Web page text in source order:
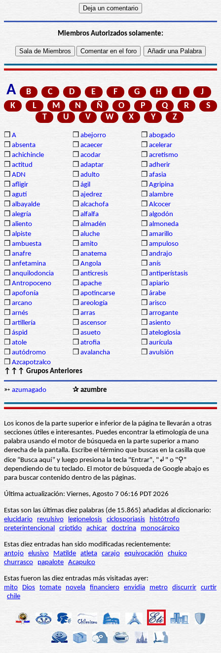
Miembros Autorizados solamente:
A B C D E F G H I
J
K
L M N Ñ O P Q R
S
T
U V W X Y Z
❒ A ❒ abejorro ❒ abogado
❒ absenta ❒ acaecer ❒ acelerar
❒ achichincle ❒ acodar ❒ acretismo
❒ actitud ❒ adaptar ❒ adherir
❒ ADN ❒ adulto ❒ afasia
❒ afligir ❒ ágil ❒ Agripina
❒ agutí ❒ ajedrez ❒ alambre
❒ albayalde ❒ alcachofa ❒ Alcocer
❒ alegría ❒ alfalfa ❒ algodón
❒ aliento ❒ almadén ❒ almoneda
❒ alpiste ❒ aluche ❒ amarillo
❒ ambuesta ❒ amito ❒ ampuloso
❒ anafre ❒ anatema ❒ andrajo
❒ anfetamina ❒ Angola ❒ anís
❒ anquilodoncia ❒ anticresis ❒ antiperístasis
❒ Antropoceno ❒ apache ❒ apiario
❒ apofonía ❒ apotincarse ❒ árabe
❒ arcano ❒ areología ❒ arisco
❒ arnés ❒ arras ❒ arrogante
❒ artillería ❒ ascensor ❒ asiento
❒ áspid ❒ asueto ❒ ateloglosia
❒ atole ❒ atrofia ❒ aurícula
❒ autódromo ❒ avalancha ❒ avulsión
❒ Azcapotzalco
↑↑↑ Grupos Anteriores
➳ azumagado ✰ azumbre
Los iconos de la parte superior e inferior de la página te llevarán a otras
secciones útiles e interesantes. Puedes encontrar la etimología de una
palabra usando el motor de búsqueda en la parte superior a mano
derecha de la pantalla. Escribe el término que buscas en la casilla que
dice “Busca aquí” y luego presiona la tecla "Entrar", "↲" o "⚲"
dependiendo de tu teclado. El motor de búsqueda de Google abajo es
para buscar contenido dentro de las páginas.
Última actualización: Viernes, Agosto 7 06:16 PDT 2026
Estas son las últimas diez palabras (de 15.865) añadidas al diccionario:
elucidario
revulsivo legionelosis ciclosporiasis
histótrofo
preterintencional críptido achicar doctrina monocárpico
Estas diez entradas han sido modificadas recientemente:
antojo elusivo Matilde atleta carajo equivocación
chuico
churrasco
papalote Acapulco
Estas fueron las diez entradas más visitadas ayer:
mito
Dios tomate novela financiero envidia metro discurrir curtir
chile